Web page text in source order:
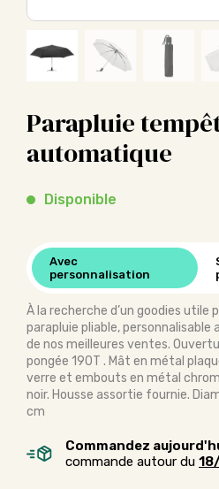
Parapluie
automatique
Disponible
Avec
personnalisation
À la recherche d’un goodies utile
parapluie pliable,
de nos meilleures ventes.
pongée 190T . Mât en métal
verre et embouts en métal
noir. Housse assortie fournie.
cm
Commandez
commande autour du